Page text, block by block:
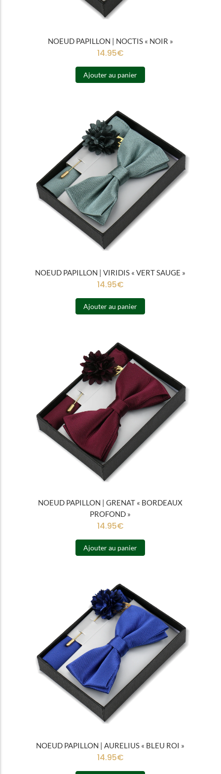
NOEUD PAPILLON | NOCTIS « NOIR »
14.95€
Ajouter au panier
NOEUD PAPILLON | VIRIDIS « VERT SAUGE »
14.95€
Ajouter au panier
NOEUD PAPILLON | GRENAT « BORDEAUX
PROFOND »
14.95€
Ajouter au panier
NOEUD PAPILLON | AURELIUS « BLEU ROI »
14.95€